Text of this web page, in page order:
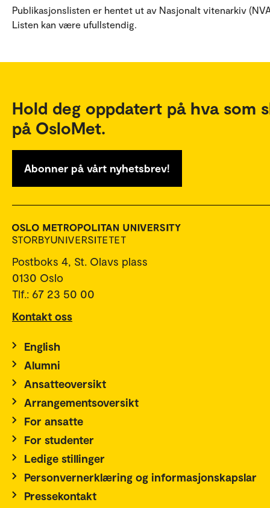
Publikasjonslisten er hentet ut av Nasjonalt vitenarkiv
Listen kan være ufullstendig.
Hold deg oppdatert på hva som
på OsloMet.
Abonner på vårt nyhetsbrev!
Postboks 4, St. Olavs plass
0130 Oslo
Tlf.: 67 23 50 00
Kontakt oss
English
Alumni
Ansatteoversikt
Arrangementsoversikt
For ansatte
For studenter
Ledige stillinger
Personvernerklæring og informasjonskapslar
Pressekontakt